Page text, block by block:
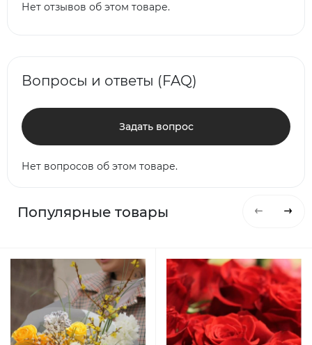
Нет отзывов об этом товаре.
Вопросы и ответы (FAQ)
Задать вопрос
Нет вопросов об этом товаре.
Популярные товары